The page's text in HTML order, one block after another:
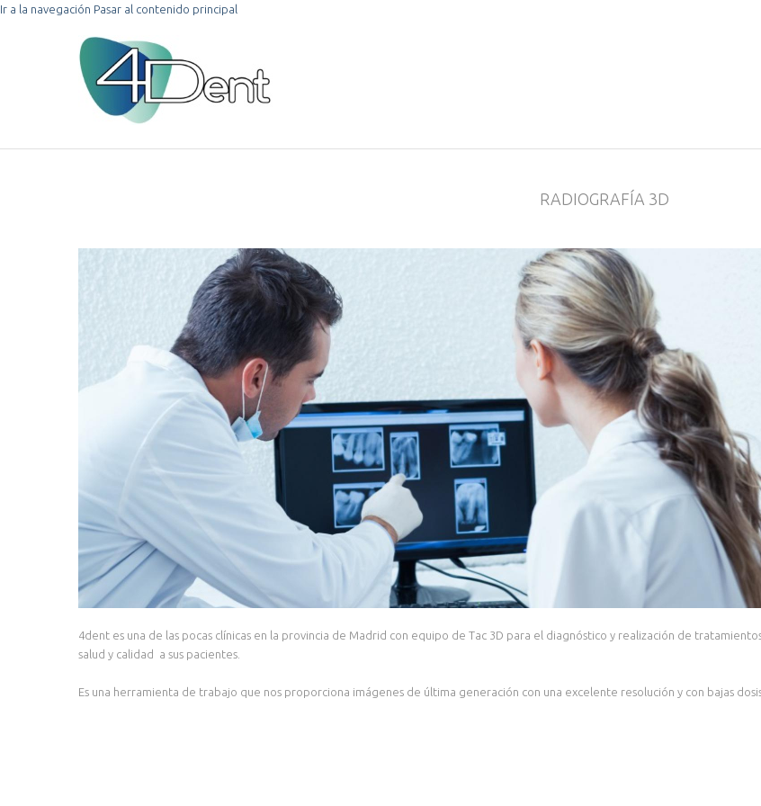
Ir a la navegación Pasar al contenido principal
RADIOGRAFÍA 3D
4dent es una de las pocas clínicas en la provincia de Madrid con equipo de Tac 3D para el diagnóstico y realización de
salud y calidad a sus pacientes.
Es una herramienta de trabajo que nos proporciona imágenes de última generación con una excelente resolución y con bajas